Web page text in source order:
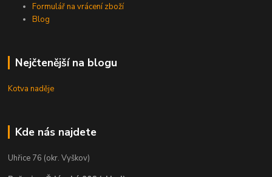
Formulář na vrácení zboží
Blog
Nejčtenější na blogu
Kotva naděje
Kde nás najdete
Uhřice 76 (okr. Vyškov)